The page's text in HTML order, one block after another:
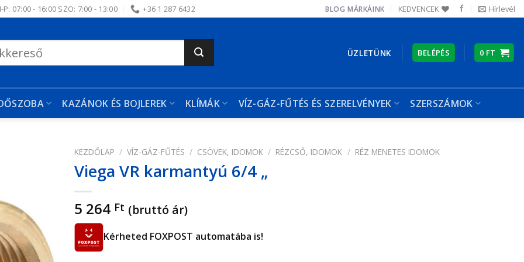
P: 07:00 - 16:00 SZO: 7:00 - 13:00 +36 1 287 6432 BLOG MÁRKÁINK KEDVENCEK Hírlevél
ÜZLETÜNK BELÉPÉS 0 FT
KAZÁNOK ÉS BOJLEREK KLÍMÁK VÍZ-GÁZ-FŰTÉS ÉS SZERELVÉNYEK SZERSZÁMOK
KEZDŐLAP / VÍZ-GÁZ-FŰTÉS / CSÖVEK, IDOMOK / RÉZCSŐ, IDOMOK / RÉZ MENETES IDOMOK
Viega VR karmantyú 6/4 „
5 264 Ft (bruttó ár)
Kérheted FOXPOST automatába is!